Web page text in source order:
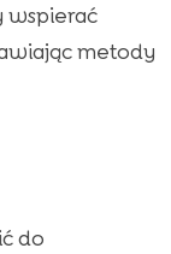
psa
z
wspierać
metody
do